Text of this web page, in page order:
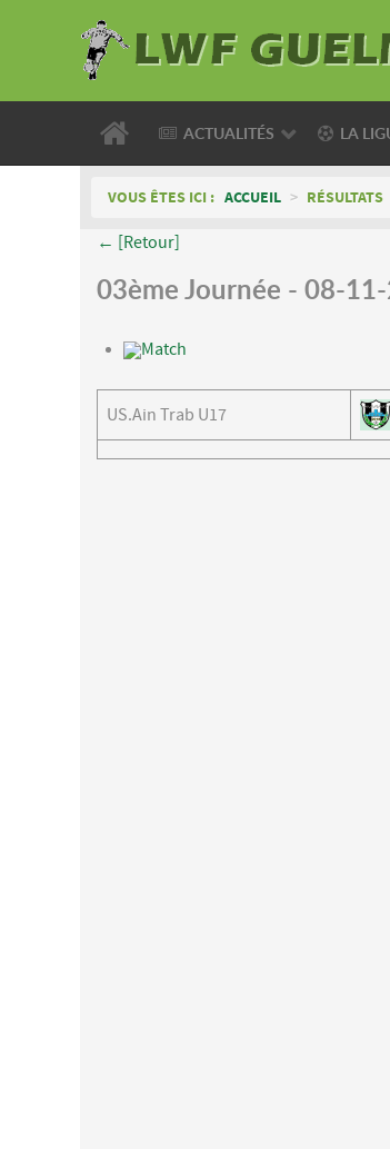
ACTUALITÉS LA
VOUS ÊTES ICI : ACCUEIL > RÉSULTATS
← [Retour]
03ème Journée - 08-
Match
US.Ain Trab U17